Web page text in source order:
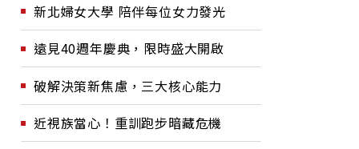
新北婦女大學 陪伴每位女力發光
遠見40週年慶典，限時盛大開啟
破解決策新焦慮，三大核心能力
近視族當心！重訓跑步暗藏危機